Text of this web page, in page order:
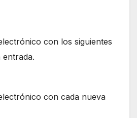
con los siguientes
entrada.
con cada nueva